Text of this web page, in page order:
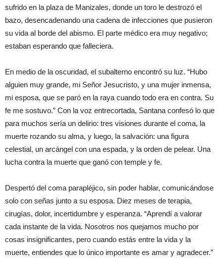
sufrido en la plaza de Manizales, donde un toro le destrozó el
bazo, desencadenando una cadena de infecciones que pusieron
su vida al borde del abismo. El parte médico era muy negativo;
estaban esperando que falleciera.
En medio de la oscuridad, el subalterno encontró su luz. “Hubo
alguien muy grande, mi Señor Jesucristo, y una mujer inmensa,
mi esposa, que se paró en la raya cuando todo era en contra. Su
fe me sostuvo.” Con la voz entrecortada, Santana confesó lo que
para muchos sería un delirio: tres visiones durante el coma, la
muerte rozando su alma, y luego, la salvación: una figura
celestial, un arcángel con una espada, y la orden de pelear. Una
lucha contra la muerte que ganó con temple y fe.
Despertó del coma parapléjico, sin poder hablar, comunicándose
solo con señas junto a su esposa. Diez meses de terapia,
cirugías, dolor, incertidumbre y esperanza. “Aprendí a valorar
cada instante de la vida. Nosotros nos quejamos mucho por
cosas insignificantes, pero cuando estás entre la vida y la
muerte, entiendes que lo único importante es amar y agradecer.”